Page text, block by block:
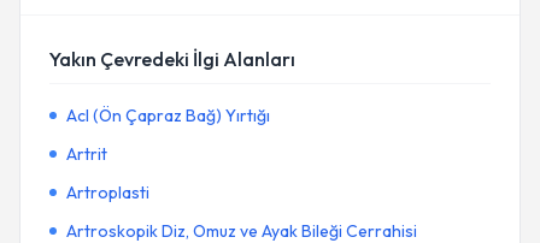
Yakın Çevredeki İlgi Alanları
Acl (Ön Çapraz Bağ) Yırtığı
Artrit
Artroplasti
Artroskopik Diz, Omuz ve Ayak Bileği Cerrahisi